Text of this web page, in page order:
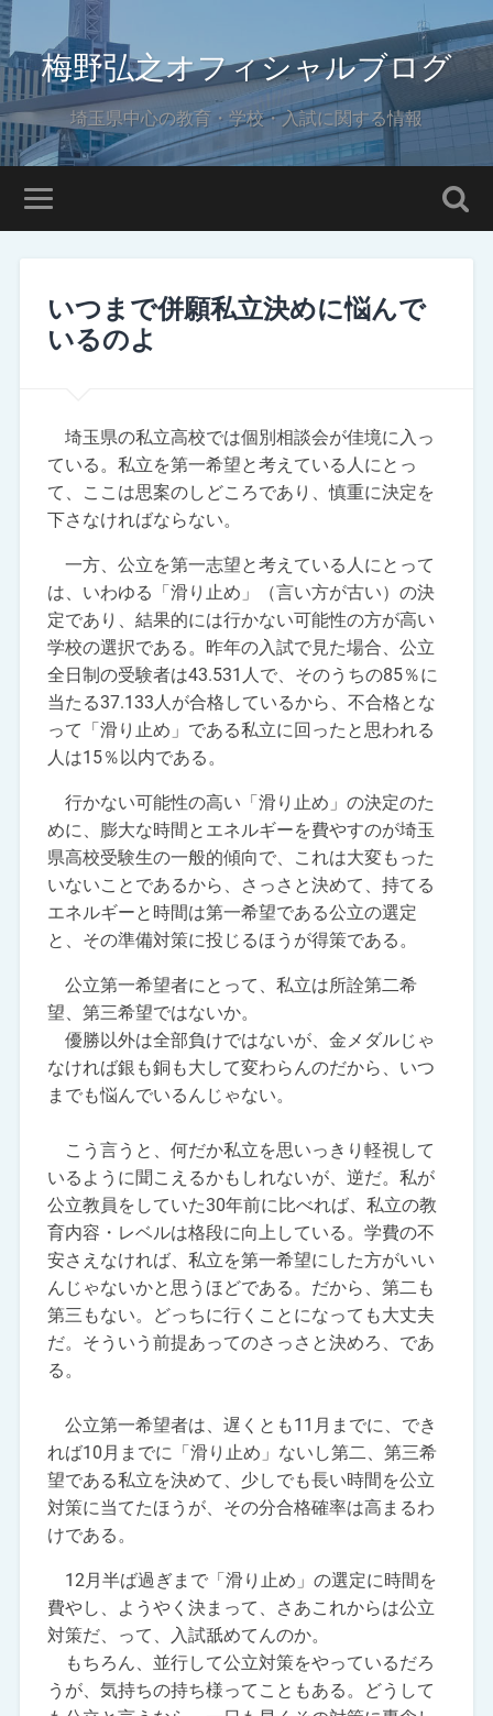
梅野弘之オフィシャルブログ
埼玉県中心の教育・学校・入試に関する情報
いつまで併願私立決めに悩んで
いるのよ
埼玉県の私立高校では個別相談会が佳境に入っ
ている。私立を第一希望と考えている人にとっ
て、ここは思案のしどころであり、慎重に決定を
下さなければならない。
一方、公立を第一志望と考えている人にとって
は、いわゆる「滑り止め」（言い方が古い）の決
定であり、結果的には行かない可能性の方が高い
学校の選択である。昨年の入試で見た場合、公立
全日制の受験者は43.531人で、そのうちの85％に
当たる37.133人が合格しているから、不合格とな
って「滑り止め」である私立に回ったと思われる
人は15％以内である。
行かない可能性の高い「滑り止め」の決定のた
めに、膨大な時間とエネルギーを費やすのが埼玉
県高校受験生の一般的傾向で、これは大変もった
いないことであるから、さっさと決めて、持てる
エネルギーと時間は第一希望である公立の選定
と、その準備対策に投じるほうが得策である。
公立第一希望者にとって、私立は所詮第二希
望、第三希望ではないか。
優勝以外は全部負けではないが、金メダルじゃ
なければ銀も銅も大して変わらんのだから、いつ
までも悩んでいるんじゃない。
こう言うと、何だか私立を思いっきり軽視して
いるように聞こえるかもしれないが、逆だ。私が
公立教員をしていた30年前に比べれば、私立の教
育内容・レベルは格段に向上している。学費の不
安さえなければ、私立を第一希望にした方がいい
んじゃないかと思うほどである。だから、第二も
第三もない。どっちに行くことになっても大丈夫
だ。そういう前提あってのさっさと決めろ、であ
る。
公立第一希望者は、遅くとも11月までに、でき
れば10月までに「滑り止め」ないし第二、第三希
望である私立を決めて、少しでも長い時間を公立
対策に当てたほうが、その分合格確率は高まるわ
けである。
12月半ば過ぎまで「滑り止め」の選定に時間を
費やし、ようやく決まって、さあこれからは公立
対策だ、って、入試舐めてんのか。
もちろん、並行して公立対策をやっているだろ
うが、気持ちの持ち様ってこともある。どうして